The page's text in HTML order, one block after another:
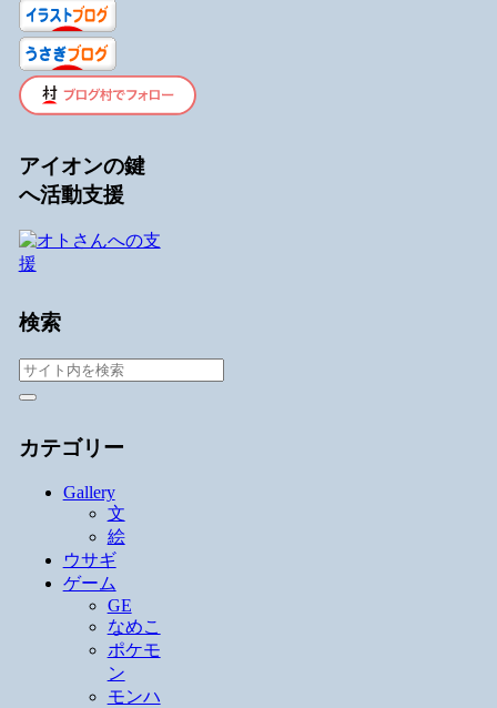
アイオンの鍵
へ活動支援
検索
カテゴリー
Gallery
文
絵
ウサギ
ゲーム
GE
なめこ
ポケモ
ン
モンハ